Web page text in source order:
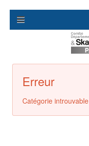
Erreur
Catégorie introuvable